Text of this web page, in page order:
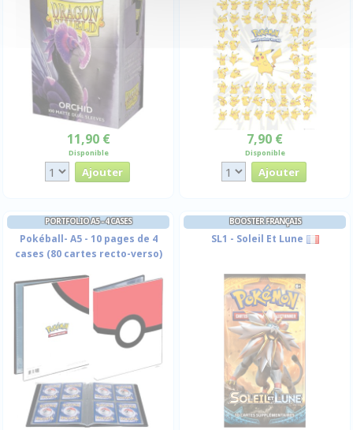
11,90 €
Disponible
7,90 €
Disponible
PORTFOLIO A5 - 4 CASES
Pokéball- A5 - 10 pages de 4
cases (80 cartes recto-verso)
BOOSTER FRANÇAIS
SL1 - Soleil Et Lune